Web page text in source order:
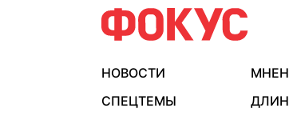
НОВОСТИ
СПЕЦТЕМЫ